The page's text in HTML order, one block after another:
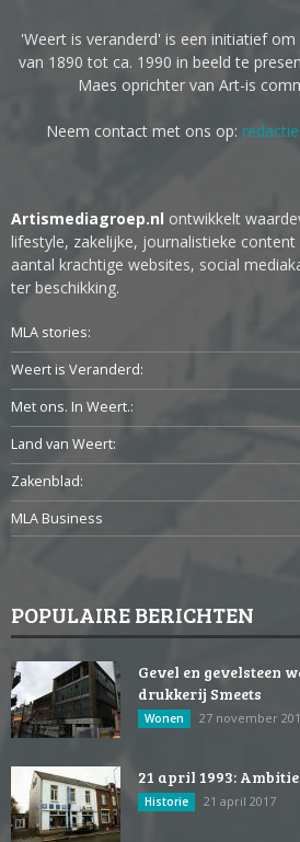
'Weert is veranderd' is een initiatief
van 1890 tot ca. 1990 in beeld te
Maes oprichter van Art-is
Neem contact met ons op:
Artismediagroep.nl ontwikkelt
lifestyle, zakelijke, journalistieke
aantal krachtige websites, social
ter beschikking.
MLA stories:
Weert is Veranderd:
Met ons. In Weert.:
Land van Weert:
Zakenblad:
MLA Business
POPULAIRE BERICHTEN
Gevel en gevelsteen
drukkerij Smeets
Wonen 27 november
21 april 1993: Ambitie
Historie 21 april 2017